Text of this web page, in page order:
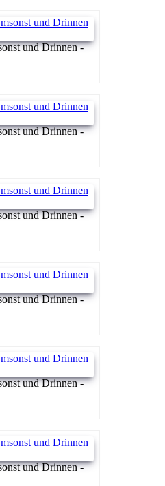
und Drinnen -
und Drinnen -
und Drinnen -
und Drinnen -
und Drinnen -
und Drinnen -